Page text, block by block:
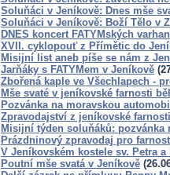
Soluňáci v Jeníkově: Dnes mše
Soluňáci v Jeníkově: Boží Tělo v
DNES koncert FATYMských
XVII. cyklopouť z Přímětic do
Misijní list aneb píše se nám z
Jarňáky s FATYMem v Jeníkově
Zbořená kaple ve Všechlapech -
Mše svaté v jeníkovské farnosti
Pozvánka na moravskou
Zpravodajství z jeníkovské
Misijní týden soluňáků: pozvánka
Prázdninový zpravodaj pro
V Jeníkovském kostele sv. Petra
Poutní mše svatá v Jeníkově